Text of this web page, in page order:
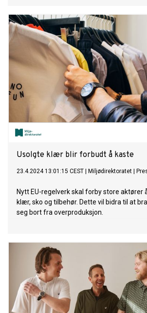
Usolgte klær blir forbudt å kaste
23.4.2024 13:01:15 CEST Miljødirektoratet
Nytt EU-regelverk skal forby store aktører
klær, sko og tilbehør. Dette vil bidra til at
seg bort fra overproduksjon.